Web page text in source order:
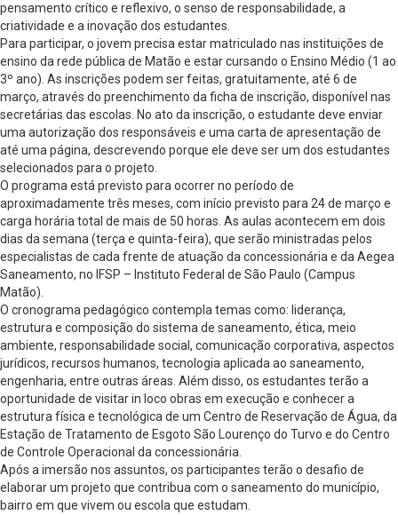
pensamento crítico e reflexivo, o senso de responsabilidade, a
criatividade e a inovação dos estudantes.
Para participar, o jovem precisa estar matriculado nas instituições de
ensino da rede pública de Matão e estar cursando o Ensino Médio (1 ao
3º ano). As inscrições podem ser feitas, gratuitamente, até 6 de
março, através do preenchimento da ficha de inscrição, disponível nas
secretárias das escolas. No ato da inscrição, o estudante deve enviar
uma autorização dos responsáveis e uma carta de apresentação de
até uma página, descrevendo porque ele deve ser um dos estudantes
selecionados para o projeto.
O programa está previsto para ocorrer no período de
aproximadamente três meses, com início previsto para 24 de março e
carga horária total de mais de 50 horas. As aulas acontecem em dois
dias da semana (terça e quinta-feira), que serão ministradas pelos
especialistas de cada frente de atuação da concessionária e da Aegea
Saneamento, no IFSP – Instituto Federal de São Paulo (Campus
Matão).
O cronograma pedagógico contempla temas como: liderança,
estrutura e composição do sistema de saneamento, ética, meio
ambiente, responsabilidade social, comunicação corporativa, aspectos
jurídicos, recursos humanos, tecnologia aplicada ao saneamento,
engenharia, entre outras áreas. Além disso, os estudantes terão a
oportunidade de visitar in loco obras em execução e conhecer a
estrutura física e tecnológica de um Centro de Reservação de Água, da
Estação de Tratamento de Esgoto São Lourenço do Turvo e do Centro
de Controle Operacional da concessionária.
Após a imersão nos assuntos, os participantes terão o desafio de
elaborar um projeto que contribua com o saneamento do município,
bairro em que vivem ou escola que estudam.